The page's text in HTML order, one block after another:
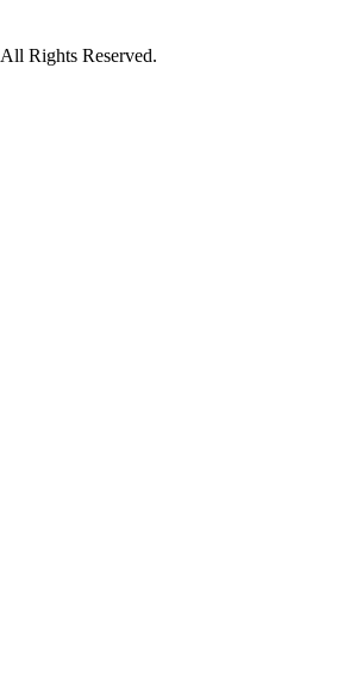
All Rights Reserved.